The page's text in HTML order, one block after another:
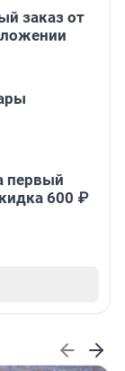
заказ от
первый
600 ₽